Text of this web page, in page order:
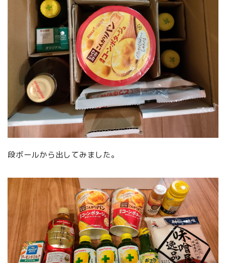
段ボールから出してみました。